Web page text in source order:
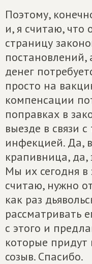
Поэтому,
и, я считаю, что
страницу
постановлений,
денег
просто на
компенсации
поправках в
выезде в связи
инфекцией. Да,
крапивница, да,
Мы их сегодня в
считаю, нужно
как раз
рассматривать
с этого и
которые придут
созыв. Спасибо.